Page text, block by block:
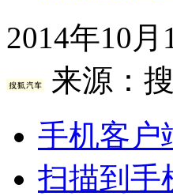
2014年10月
来源：
手机客户
扫描到手